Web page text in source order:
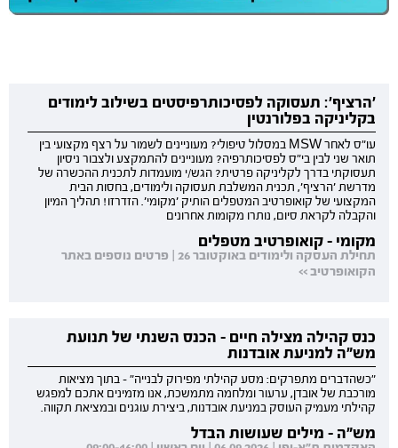
'הרציף': תעסוקה לפסיכותרפיסטים בשילוב לימודים
בקליניקה בפלורנטין
עו"ס לאחר MSW במסלול טיפולי? מעוניינים לשמור על רצף מקצועי בין
תואר שני לבין בי"ס לפסיכותרפיה? מעוניינים להתמקצע ולצבור ניסיון
תעסוקתי בדרך לקליניקה פרטית? הגש/י מועמדות לתכנית ההכשרה של
מדרשת 'הרציף', תכנית המשלבת תעסוקה ולימודים, בחסות הבית
המקצועי של קואופרטיב המטפלים הותיק 'מקומי'. הזדרזו! תהליך המיון
והקבלה לקראת סיום, נותרו מקומות אחרונים
מקומי - קואופרטיב מטפלים
תחילת העסקה ולימודים באוקטובר 26 | פרטים נוספים באתר
הקואופרטיב >>
כנס קהילה מצילה חיים - הכנס השנתי של תנועת
מש"ה למניעת אובדנות
"כשהדברים מתפרקים: מסע קהילתי מפירוק לבנייה" - בתוך מציאות
מורכבת של אובדן, ערעור ומלחמה מתמשכת, אנו מזמינים אתכם למפגש
קהילתי מעמיק העוסק במניעת אובדנות, ביצירת עוגנים ובמציאת תקווה.
מש"ה - מילים שעושות הבדל